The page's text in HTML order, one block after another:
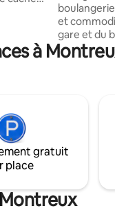
et
gare et du
zone
de-
registre de
adresse
naissance.
à
gratuit
place